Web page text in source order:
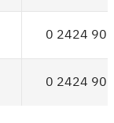
0 2424
0 2424